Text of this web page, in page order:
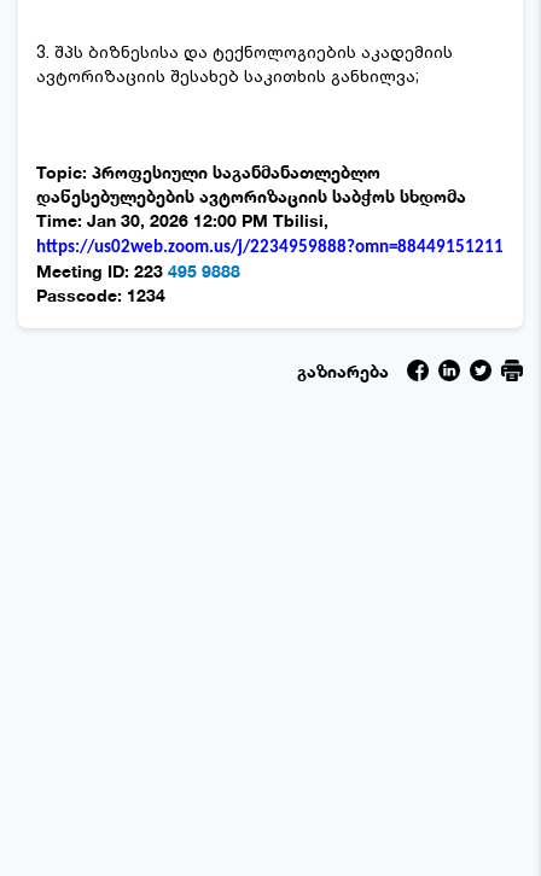
3. შპს ბიზნესისა და ტექნოლოგიების აკადემიის
ავტორიზაციის შესახებ საკითხის განხილვა;
Topic: პროფესიული საგანმანათლებლო
დაწესებულებების ავტორიზაციის საბჭოს სხდომა
Time: Jan 30, 2026 12:00 PM Tbilisi,
https://us02web.zoom.us/j/2234959888?omn=88449151211
Meeting ID: 223 495 9888
Passcode: 1234
გაზიარება